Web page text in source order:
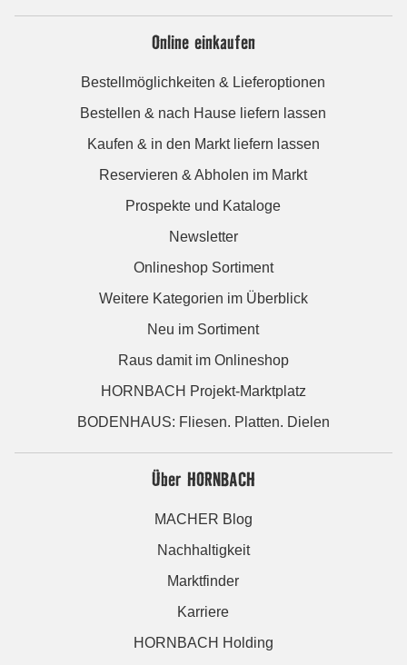
Online einkaufen
Bestellmöglichkeiten & Lieferoptionen
Bestellen & nach Hause liefern lassen
Kaufen & in den Markt liefern lassen
Reservieren & Abholen im Markt
Prospekte und Kataloge
Newsletter
Onlineshop Sortiment
Weitere Kategorien im Überblick
Neu im Sortiment
Raus damit im Onlineshop
HORNBACH Projekt-Marktplatz
BODENHAUS: Fliesen. Platten. Dielen
Über HORNBACH
MACHER Blog
Nachhaltigkeit
Marktfinder
Karriere
HORNBACH Holding